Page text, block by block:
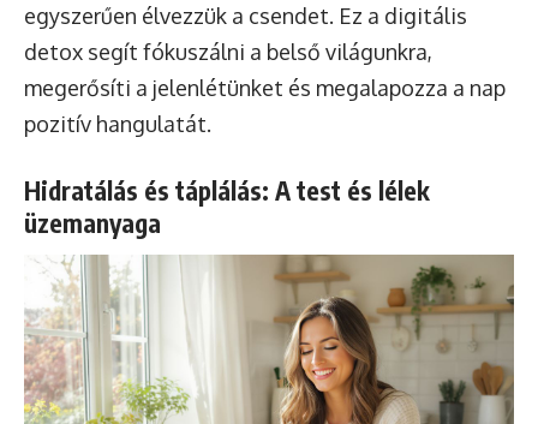
egyszerűen élvezzük a csendet. Ez a digitális
detox segít fókuszálni a belső világunkra,
megerősíti a jelenlétünket és megalapozza a nap
pozitív hangulatát.
Hidratálás és táplálás: A test és lélek
üzemanyaga